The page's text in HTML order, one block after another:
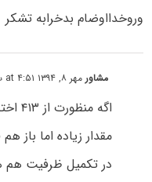
وروخدااوضام بدخرابه تشکر
مشاورمهر ۸, ۱۳۹۴ at ۴:۵۱ ب٫ظ
اگه
مقدار زیاده اما باز
در تکمیل ظرفیت هم